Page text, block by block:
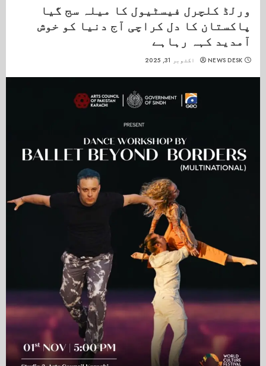
ورلڈ کلچرل فیسٹیول کا میلہ سج گیا
پاکستان کا دل کراچی آج دنیا کو خوش
آمدید کہہ رہاہے
NEWS DESK اکتوبر 31, 2025